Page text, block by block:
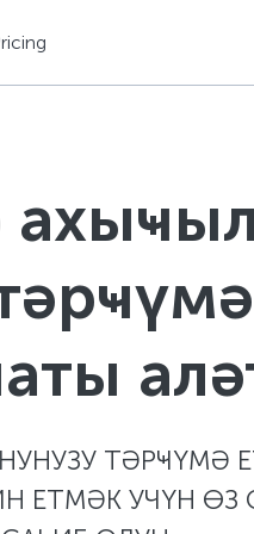
ТӘРҸҮМӘ
УЧҮН ӨЗ